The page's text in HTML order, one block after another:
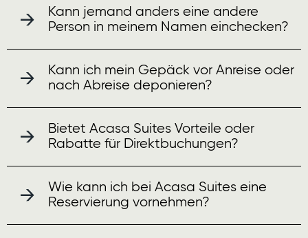
Kann jemand anders eine andere
Person in meinem Namen einchecken?
Kann ich mein Gepäck vor Anreise oder
nach Abreise deponieren?
Bietet Acasa Suites Vorteile oder
Rabatte für Direktbuchungen?
Wie kann ich bei Acasa Suites eine
Reservierung vornehmen?